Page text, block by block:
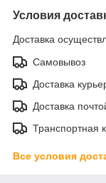
Условия
Доставка
Самовывоз
Доставка
Доставка
Транспортная
Все условия